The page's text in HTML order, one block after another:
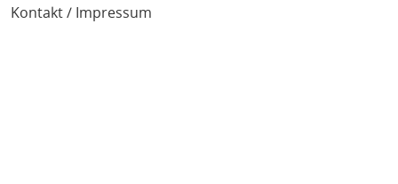
Kontakt / Impressum